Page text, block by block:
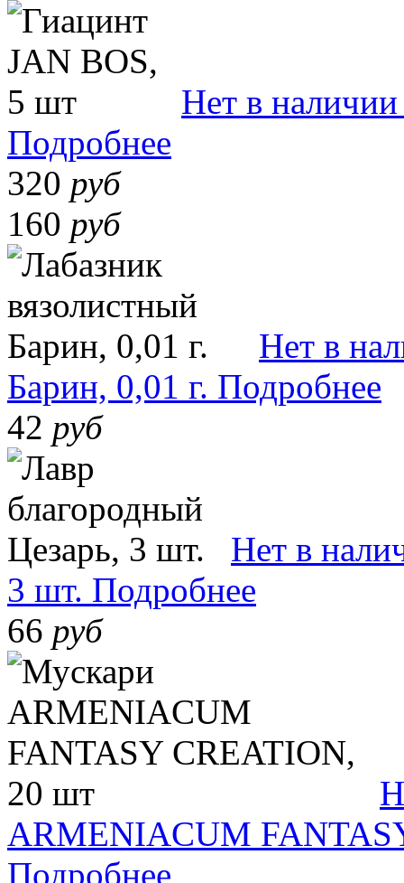
Нет в наличии
Подробнее
320 руб
160 руб
Нет в
Барин, 0,01 г. Подробнее
42 руб
Нет в
3 шт. Подробнее
66 руб
ARMENIACUM
Подробнее